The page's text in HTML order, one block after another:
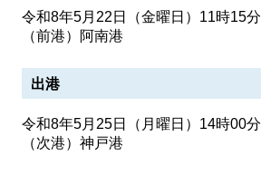
令和8年5月22日（金曜日）11時15分
（前港）阿南港
出港
令和8年5月25日（月曜日）14時00分
（次港）神戸港